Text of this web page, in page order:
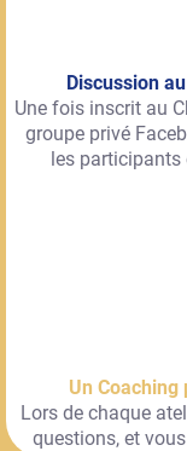
Discussion
Une fois inscrit au
groupe privé
les
Un
Lors de chaque
questions, et